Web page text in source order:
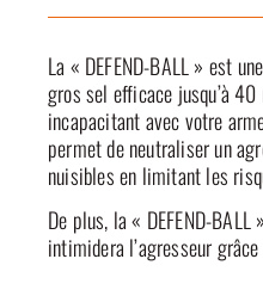
La « DEFEND-BALL » est
gros sel efficace jusqu’à
incapacitant avec votre
permet de neutraliser un
nuisibles en limitant les
De plus, la « DEFEND-
intimidera l’agresseur